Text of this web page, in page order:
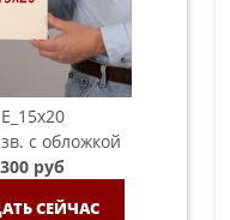
E_15х20
с обложкой
300 руб
СЕЙЧАС